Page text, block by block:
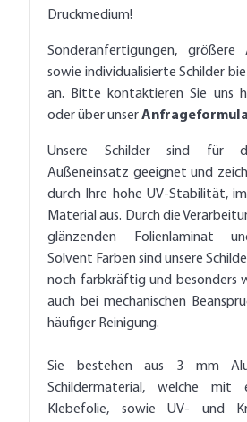
Druckmedium!
Sonderanfertigungen, größere
sowie individualisierte Schilder
an. Bitte kontaktieren Sie uns
oder über unser
Unsere Schilder sind für
Außeneinsatz geeignet und
durch Ihre hohe UV-Stabilität,
Material aus. Durch die
glänzenden Folienlaminat
Solvent Farben sind unsere
noch farbkräftig und besonders
auch bei mechanischen
häufiger Reinigung.
Sie bestehen aus 3 mm
Schildermaterial, welche mit
Klebefolie, sowie UV- und